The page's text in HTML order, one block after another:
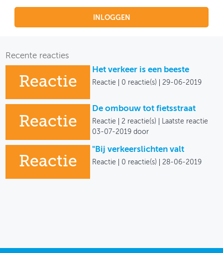
INLOGGEN
Recente reacties
Reactie
Het verkeer is een beeste
Reactie 0 reactie(s) 29-06-2019
Reactie
De ombouw tot fietsstraat
Reactie 2 reactie(s)
Laatste reactie
03-07-2019 door
Reactie
"Bij verkeerslichten valt
Reactie 0 reactie(s) 28-06-2019